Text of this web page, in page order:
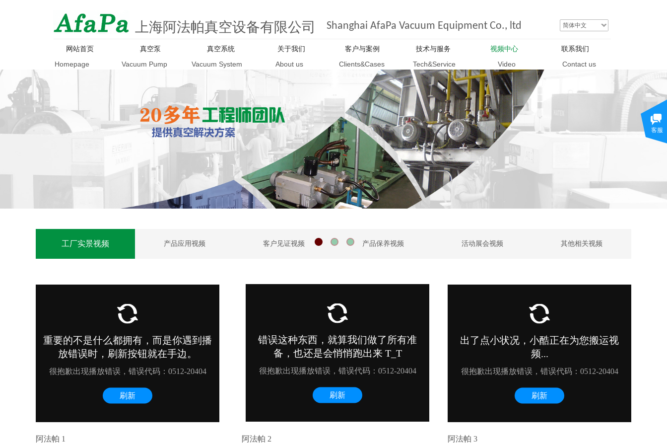
Homepage Vacuum Pump Vacuum System About us Clients&Cases Tech&Service Video Contact us
网站首页 真空泵 真空系统 关于我们 客户与案例 技术与服务 视频中心 联系我们
上海阿法帕真空设备有限公司 简体中文
Shanghai AfaPa Vacuum Equipment Co., ltd
工厂实景视频 产品应用视频 客户见证视频 产品保养视频 活动展会视频 其他相关视频
阿法帕 2
阿法帕 1 阿法帕 3
客服